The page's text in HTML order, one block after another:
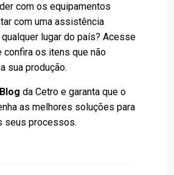
com os equipamentos
com uma assistência
lugar do país? Acesse
confira os itens que não
sua produção.
Blog da Cetro e garanta que o
as melhores soluções para
seus processos.